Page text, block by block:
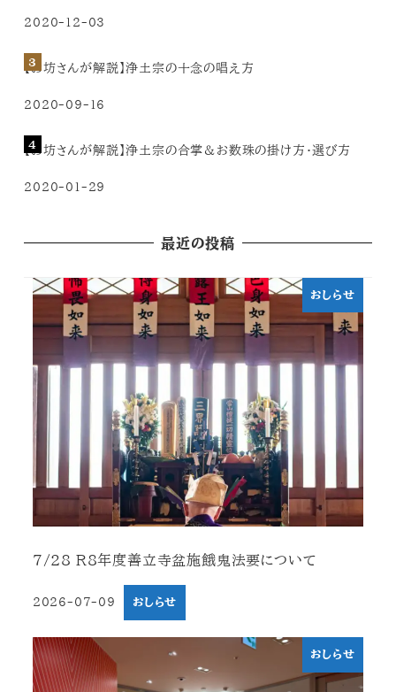
2020-12-03
【お坊さんが解説】浄土宗の十念の唱え方
2020-09-16
【お坊さんが解説】浄土宗の合掌＆お数珠の掛け方・選び方
2020-01-29
最近の投稿
おしらせ
7/28 R8年度善立寺盆施餓鬼法要について
2026-07-09 おしらせ
おしらせ